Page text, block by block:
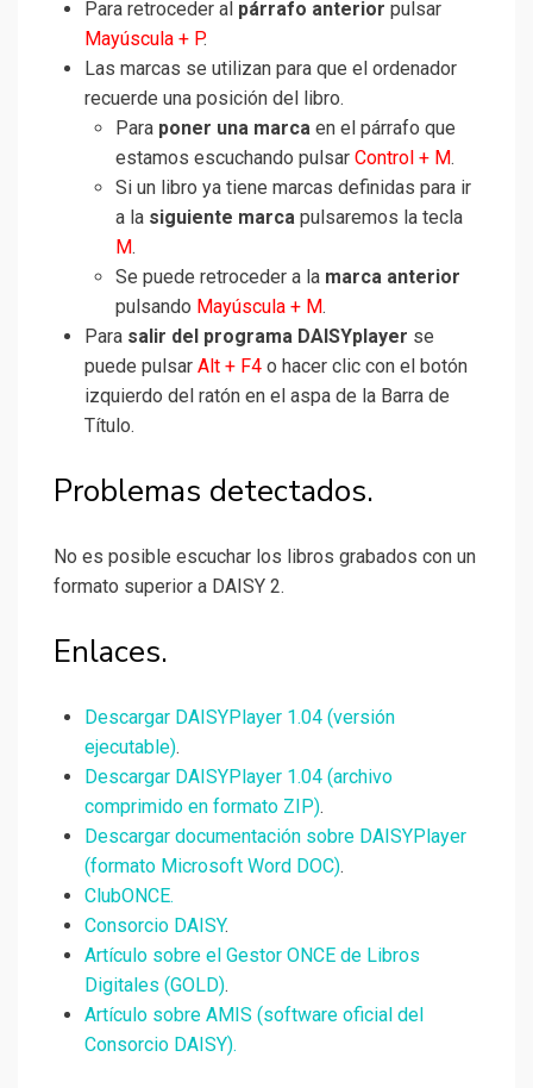
Para retroceder al párrafo anterior pulsar
Mayúscula + P.
Las marcas se utilizan para que el ordenador
recuerde una posición del libro.
Para poner una marca en el párrafo que
estamos escuchando pulsar Control + M.
Si un libro ya tiene marcas definidas para ir
a la siguiente marca pulsaremos la tecla
M.
Se puede retroceder a la marca anterior
pulsando Mayúscula + M.
Para salir del programa DAISYplayer se
puede pulsar Alt + F4 o hacer clic con el botón
izquierdo del ratón en el aspa de la Barra de
Título.
Problemas detectados.
No es posible escuchar los libros grabados con un
formato superior a DAISY 2.
Enlaces.
Descargar DAISYPlayer 1.04 (versión
ejecutable).
Descargar DAISYPlayer 1.04 (archivo
comprimido en formato ZIP).
Descargar documentación sobre DAISYPlayer
(formato Microsoft Word DOC).
ClubONCE.
Consorcio DAISY.
Artículo sobre el Gestor ONCE de Libros
Digitales (GOLD).
Artículo sobre AMIS (software oficial del
Consorcio DAISY).